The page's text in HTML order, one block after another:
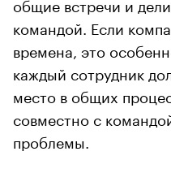
командой. Если
времена, это
каждый сотрудник
место в общих
совместно с
проблемы.